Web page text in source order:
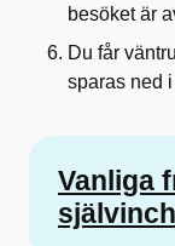
besöket är
Du får
sparas ned
Vanliga